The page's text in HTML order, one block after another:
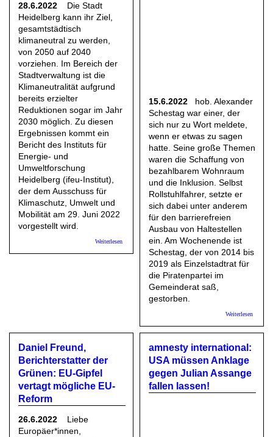
28.6.2022 Die Stadt
Heidelberg kann ihr Ziel,
gesamtstädtisch
klimaneutral zu werden,
von 2050 auf 2040
vorziehen. Im Bereich der
Stadtverwaltung ist die
Klimaneutralität aufgrund
bereits erzielter
Reduktionen sogar im Jahr
2030 möglich. Zu diesen
Ergebnissen kommt ein
Bericht des Instituts für
Energie- und
Umweltforschung
Heidelberg (ifeu-Institut),
der dem Ausschuss für
Klimaschutz, Umwelt und
Mobilität am 29. Juni 2022
vorgestellt wird.
Weiterlesen über Stadt HD: Heidelberg kann bis 2040 klimaneutral
15.6.2022
hob. Alexander
Schestag war einer, der
sich nur zu Wort meldete,
wenn er etwas zu sagen
hatte. Seine große Themen
waren die Schaffung von
bezahlbarem Wohnraum
und die Inklusion. Selbst
Rollstuhlfahrer, setzte er
sich dabei unter anderem
für den barrierefreien
Ausbau von Haltestellen
ein. Am Wochenende ist
Schestag, der von 2014 bis
2019 als Einzelstadtrat für
die Piratenpartei im
Gemeinderat saß,
gestorben.
Weiterlesen
Daniel Freund,
Berichterstatter der
Grünen: EU-Gipfel
vertagt mögliche EU-
Reform
26.6.2022 Liebe
Europäer*innen,
amnesty international:
USA müssen Anklage
gegen Julian Assange
fallen lassen!